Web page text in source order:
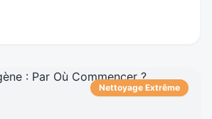
insalubre en un lieu de
Nettoyage Extrême